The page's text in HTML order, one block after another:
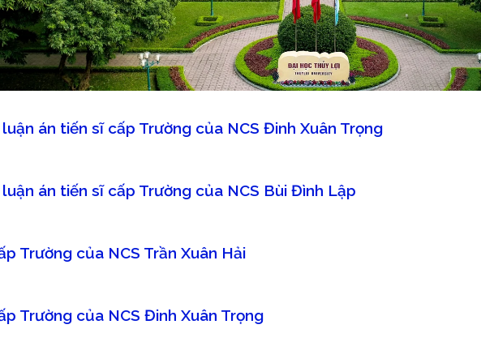
án tiến sĩ cấp Trường của NCS Đinh Xuân Trọng
án tiến sĩ cấp Trường của NCS Bùi Đình Lập
Trường của NCS Trần Xuân Hải
Trường của NCS Đinh Xuân Trọng